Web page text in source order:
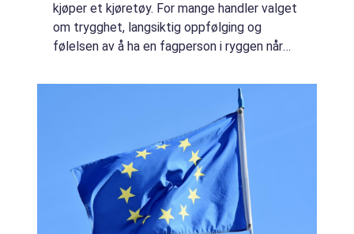
kjøper et kjøretøy. For mange handler valget
om trygghet, langsiktig oppfølging og
følelsen av å ha en fagperson i ryggen når
fleste et stort kjøp, og forskjellen...